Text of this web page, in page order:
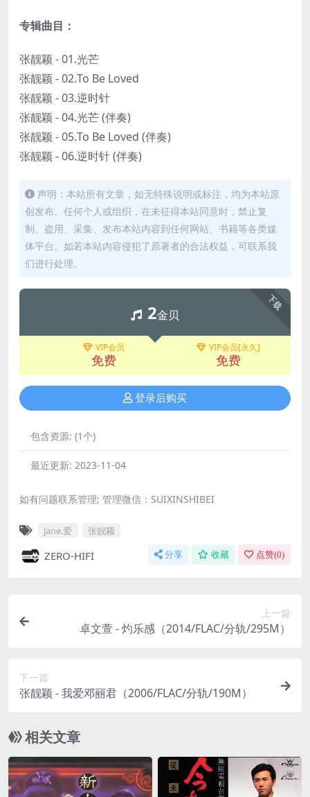
专辑曲目：
张靓颖 - 01.光芒
张靓颖 - 02.To Be Loved
张靓颖 - 03.逆时针
张靓颖 - 04.光芒 (伴奏)
张靓颖 - 05.To Be Loved (伴奏)
张靓颖 - 06.逆时针 (伴奏)
声明：本站所有文章，如无特殊说明或标注，均为本站原
创发布。任何个人或组织，在未征得本站同意时，禁止复
制、盗用、采集、发布本站内容到任何网站、书籍等各类媒
体平台。如若本站内容侵犯了原著者的合法权益，可联系我
们进行处理。
下载
2金贝
VIP会员
免费
VIP会员[永久]
免费
登录后购买
包含资源: (1个)
最近更新: 2023-11-04
如有问题联系管理; 管理微信：SUIXINSHIBEI
Jane.爱 张靓颖
ZERO-HIFI 分享 收藏 点赞(0)
上一篇
卓文萱 - 灼乐感（2014/FLAC/分轨/295M）
下一篇
张靓颖 - 我爱邓丽君（2006/FLAC/分轨/190M）
相关文章